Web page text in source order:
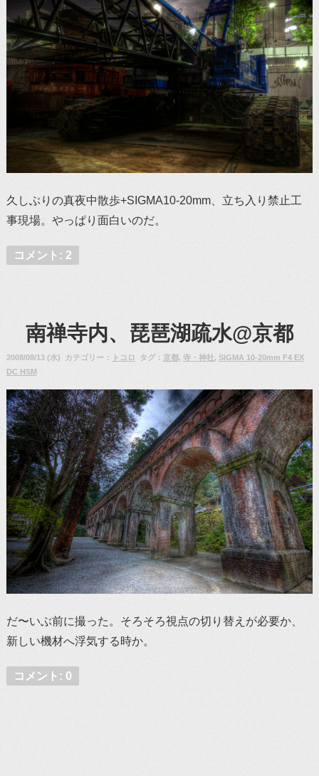
久しぶりの真夜中散歩+SIGMA10-20mm、立ち入り禁止工
事現場。やっぱり面白いのだ。
コメント: 2
南禅寺内、琵琶湖疏水@京都
2008/08/13 (水) カテゴリー： トコロ タグ： 京都, 寺・神社, SIGMA 10-20mm F4 EX
DC HSM
だ〜いぶ前に撮った。そろそろ視点の切り替えが必要か、
新しい機材へ浮気する時か。
コメント: 0